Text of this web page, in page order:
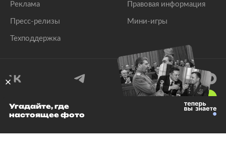
Реклама
Пресс-релизы
Техподдержка
Правовая информация
Мини-игры
© 1999–2026 Все права защищены.
Угадайте, где
настоящее фото